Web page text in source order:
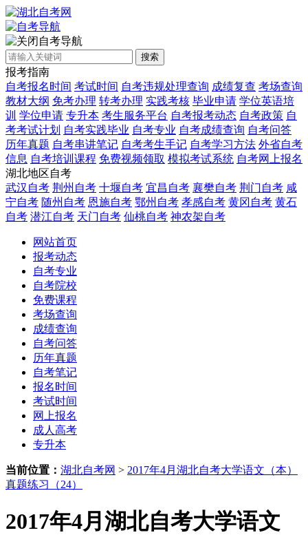
自考导航
搜索
报考指南
自考报名时间 考试时间 自考违规处理查询 成绩复查 考场查询
教材大纲 免考办理 转考办理 实践考核 毕业申请 学位英语培
训 学位申请 专升本 考生服务平台 自考报考动态 自考政策 自
考考试计划 自考实践毕业 自考专业 自考成绩查询 自考问答
历年真题 自考串讲笔记 自考考生手记 自考学习方法 外省自考
信息 自考培训课程 免费视频领取 模拟考试系统 自考网上报名
湖北地区自考
武汉自考 荆州自考 十堰自考 宜昌自考 襄樊自考 荆门自考 咸
宁自考 随州自考 恩施自考 鄂州自考 孝感自考 黄冈自考 黄石
自考 潜江自考 天门自考 仙桃自考 神农架自考
网站首页
报考动态
自考专业
自考院校
免费课程
考场查询
成绩查询
自考问答
历年真题
自考笔记
报名时间
考试时间
网上报名
成人高考
专升本
当前位置： 湖北自考网 > 2017年4月湖北自考大学语文（本）
真题练习（24）
2017年4月湖北自考大学语文